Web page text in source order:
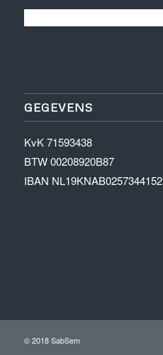
GEGEVENS
KvK 71593438
BTW 00208920B87
IBAN NL19KNAB0257344152
© 2018 SabSem